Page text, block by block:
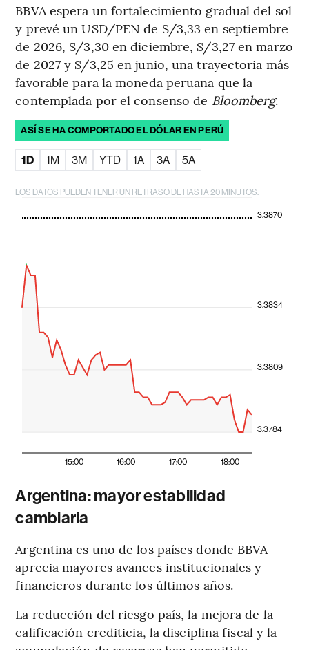
BBVA espera un fortalecimiento gradual del sol
y prevé un USD/PEN de S/3,33 en septiembre
de 2026, S/3,30 en diciembre, S/3,27 en marzo
de 2027 y S/3,25 en junio, una trayectoria más
favorable para la moneda peruana que la
contemplada por el consenso de Bloomberg.
ASÍ SE HA COMPORTADO EL DÓLAR EN PERÚ
1D 1M 3M YTD 1A 3A 5A
LOS DATOS PUEDEN TENER UN RETRASO DE HASTA 20 MINUTOS.
15:00 16:00 17:00 18:00
3.3784
3.3809
3.3834
3.3870
Argentina: mayor estabilidad
cambiaria
Argentina es uno de los países donde BBVA
aprecia mayores avances institucionales y
financieros durante los últimos años.
La reducción del riesgo país, la mejora de la
calificación crediticia, la disciplina fiscal y la